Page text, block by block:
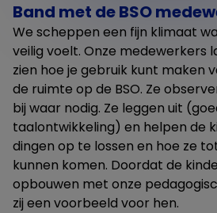
Band met de BSO
We scheppen een fijn klimaat
veilig voelt. Onze medewerkers
zien hoe je gebruik kunt maken
de ruimte op de BSO. Ze
bij waar nodig. Ze leggen uit
taalontwikkeling) en helpen de
dingen op te lossen en hoe ze
kunnen komen. Doordat de
opbouwen met onze
zij een voorbeeld voor hen.